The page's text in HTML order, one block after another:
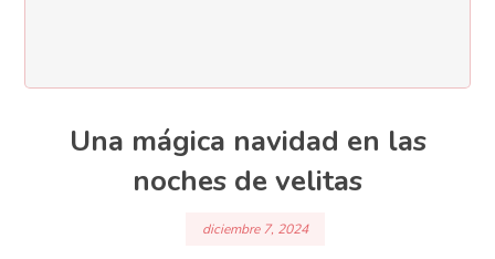
Una mágica navidad en las
noches de velitas
diciembre 7, 2024